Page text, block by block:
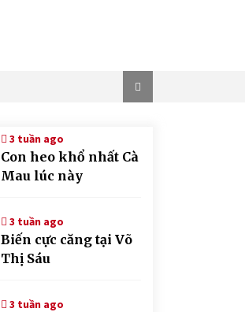
3 tuần ago
Con heo khổ nhất Cà
Mau lúc này
3 tuần ago
Biến cực căng tại Võ
Thị Sáu
3 tuần ago